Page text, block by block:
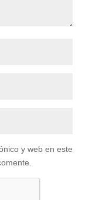
y web en este